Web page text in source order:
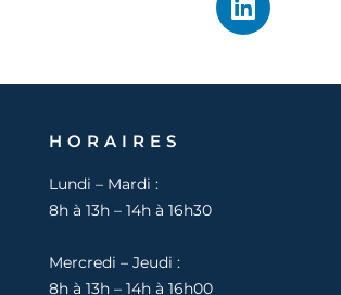
i
HORAIRES
Lundi – Mardi :
8h à 13h – 14h à 16h30
Mercredi – Jeudi :
8h à 13h – 14h à 16h00